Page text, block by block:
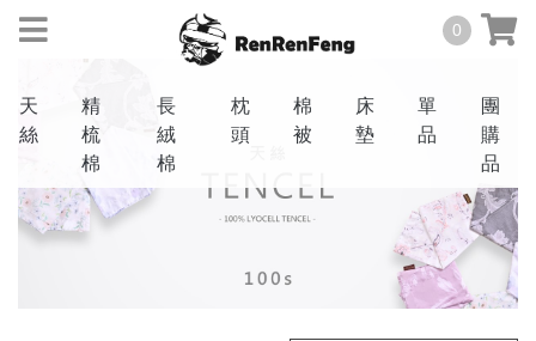
0
天
絲
精
梳
棉
長
絨
棉
枕
頭
棉
被
床
墊
單
品
團
購
品
天絲